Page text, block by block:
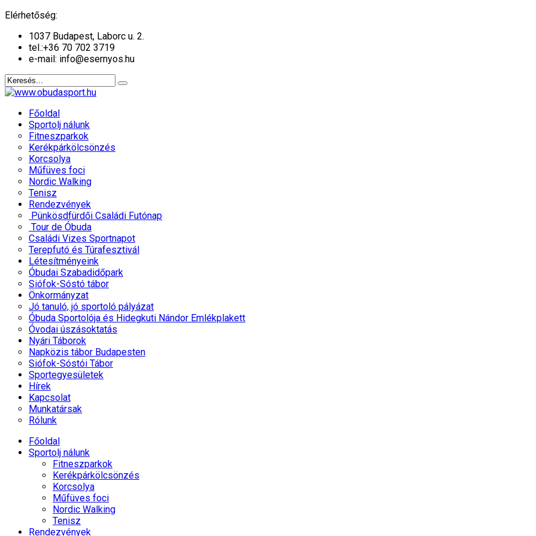
Elérhetőség:
1037 Budapest, Laborc u. 2.
tel.:+36 70 702 3719
e-mail: info@esernyos.hu
Főoldal
Sportolj nálunk
Fitneszparkok
Kerékpárkölcsönzés
Korcsolya
Műfüves foci
Nordic Walking
Tenisz
Rendezvények
Pünkösdfürdői Családi Futónap
Tour de Óbuda
Családi Vizes Sportnapot
Terepfutó és Túrafesztivál
Létesítményeink
Óbudai Szabadidőpark
Siófok-Sóstó tábor
Önkormányzat
Jó tanuló, jó sportoló pályázat
Óbuda Sportolója és Hidegkuti Nándor Emlékplakett
Óvodai úszásoktatás
Nyári Táborok
Napközis tábor Budapesten
Siófok-Sóstói Tábor
Sportegyesületek
Hírek
Kapcsolat
Munkatársak
Rólunk
Főoldal
Sportolj nálunk
Fitneszparkok
Kerékpárkölcsönzés
Korcsolya
Műfüves foci
Nordic Walking
Tenisz
Rendezvények
év
hónap
év
hónap